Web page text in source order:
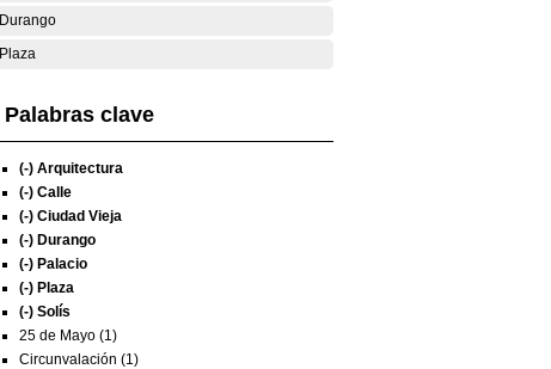
Durango
Plaza
Palabras clave
(-) Arquitectura
(-) Calle
(-) Ciudad Vieja
(-) Durango
(-) Palacio
(-) Plaza
(-) Solís
25 de Mayo (1)
Circunvalación (1)